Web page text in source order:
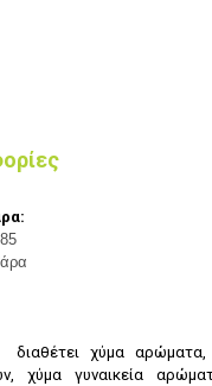
διαθέτει χύμα
χύμα γυναικεία